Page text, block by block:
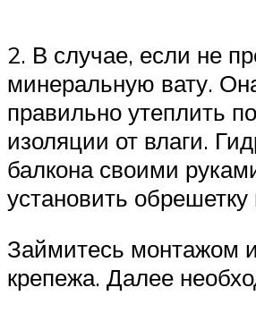
2. В случае, если не
минеральную вату.
правильно утеплить
изоляции от влаги.
балкона своими
установить
Займитесь монтажом
крепежа. Далее